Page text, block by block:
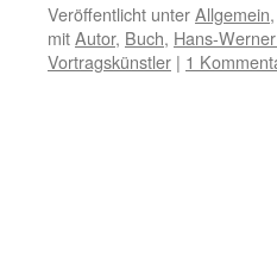
Veröffentlicht unterAllgemein,
mitAutor, Buch, Hans-
Vortragskünstler | 1